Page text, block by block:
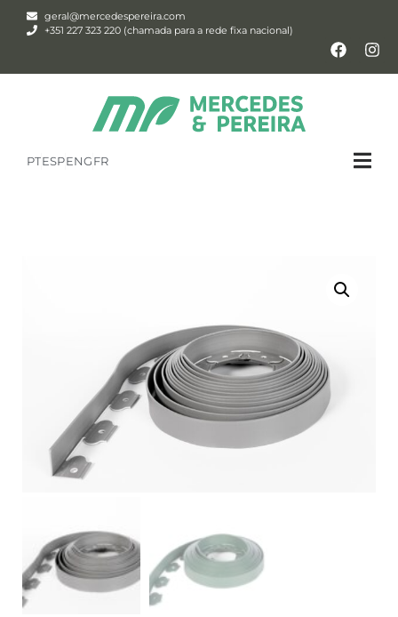
geral@mercedespereira.com
+351 227 323 220 (chamada para a rede fixa nacional)
PTESPENGFR